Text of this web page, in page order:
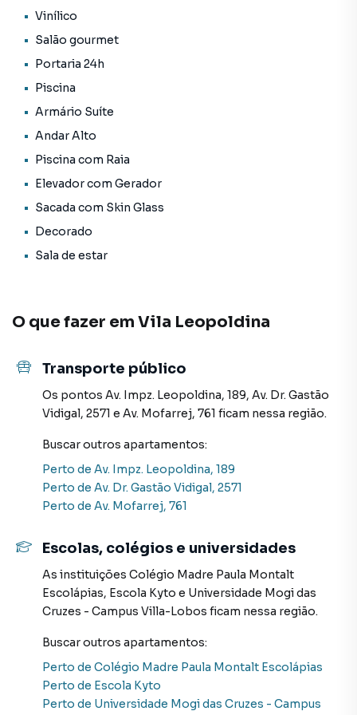
*Playground
*Piscina
*Churrasqueira
*Brinquedoteca
*Academia
Apartamento para Venda em região valorizada do bairro
Vila Leopoldina, em São Paulo. Não encontrou o que
Apartamento em São Paulo? Entre em contato com nossa
equipe pelo telefone (11) 96351-0116.
A Davantage consultoria imobiliária tem mais opções de
terrenos, lojas e barracões para venda ou locação, além de
planta em Vila Leopoldina e em outras regiões de São
Paulo. Aqui você encontra milhares de ofertas para
encontrar o imóvel que mais combina com seu estilo de
Negocie seu imóvel de forma totalmente online, com
segurança e tranquilidade. Na Davantage consultoria
imobiliária você consegue comprar ou alugar um imóvel
Vinílico
Salão gourmet
Portaria 24h
Piscina
Armário Suíte
Andar Alto
Piscina com Raia
Elevador com Gerador
Sacada com Skin Glass
Decorado
Sala de estar
O que fazer em Vila Leopoldina
Transporte público
Os pontos Av. Impz. Leopoldina, 189, Av. Dr. Gastão
Vidigal, 2571 e Av. Mofarrej, 761 ficam nessa região.
Buscar outros apartamentos:
Perto de Av. Impz. Leopoldina, 189
Perto de Av. Dr. Gastão Vidigal, 2571
Perto de Av. Mofarrej, 761
Escolas, colégios e universidades
As instituições Colégio Madre Paula Montalt
Escolápias, Escola Kyto e Universidade Mogi das
Cruzes - Campus Villa-Lobos ficam nessa região.
Buscar outros apartamentos:
Perto de Colégio Madre Paula Montalt Escolápias
Perto de Escola Kyto
Perto de Universidade Mogi das Cruzes - Campus